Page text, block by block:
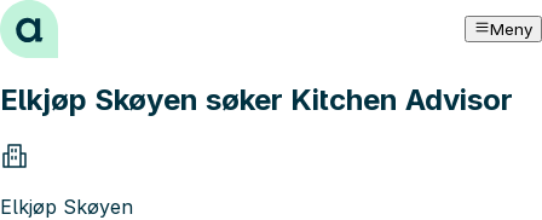
Hopp til innhold Meny
Elkjøp Skøyen søker Kitchen Advisor
Elkjøp Skøyen